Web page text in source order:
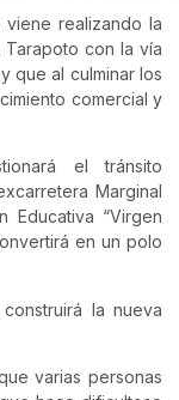
viene realizando la
con la vía
que al culminar los
comercial y
el tránsito
Marginal
Educativa “Virgen
en un polo
la nueva
varias personas